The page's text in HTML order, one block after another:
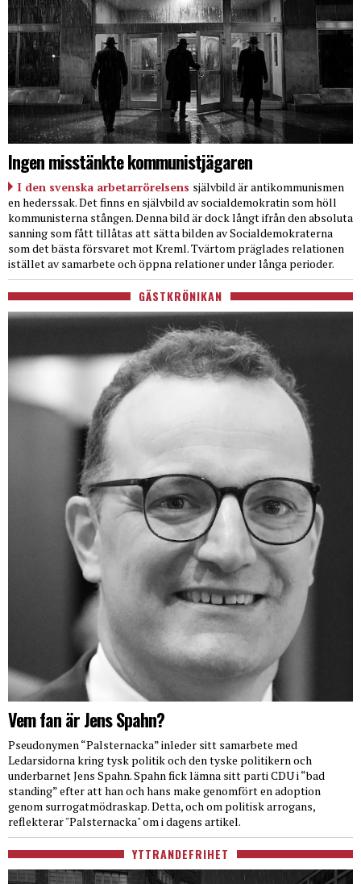
Ingen misstänkte kommunistjägaren
I den svenska arbetarrörelsens självbild är antikommunismen
en hederssak. Det finns en självbild av socialdemokratin som höll
kommunisterna stången. Denna bild är dock långt ifrån den absoluta
sanning som fått tillåtas att sätta bilden av Socialdemokraterna
som det bästa försvaret mot Kreml. Tvärtom präglades relationen
istället av samarbete och öppna relationer under långa perioder.
GÄSTKRÖNIKAN
Vem fan är Jens Spahn?
Pseudonymen “Palsternacka” inleder sitt samarbete med
Ledarsidorna kring tysk politik och den tyske politikern och
underbarnet Jens Spahn. Spahn fick lämna sitt parti CDU i “bad
standing” efter att han och hans make genomfört en adoption
genom surrogatmödraskap. Detta, och om politisk arrogans,
reflekterar "Palsternacka" om i dagens artikel.
YTTRANDEFRIHET